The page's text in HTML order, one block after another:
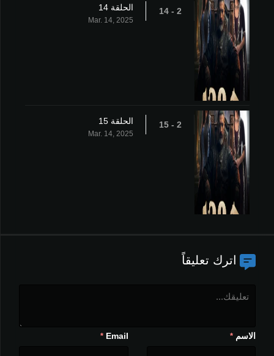
2 - 14 الحلقة 14
Mar. 14, 2025
2 - 15 الحلقة 15
Mar. 14, 2025
اترك تعليقاً
الاسم *
Email
*